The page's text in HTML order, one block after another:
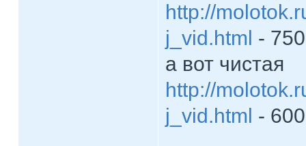
http://
j_vid.html -
а вот чистая
http://
j_vid.html -